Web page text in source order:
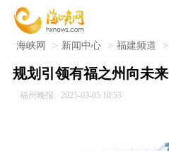
海峡网 > 新闻中心 > 福建频道 >
规划引领有福之州向未来
福州晚报 2025-03-05 10:53